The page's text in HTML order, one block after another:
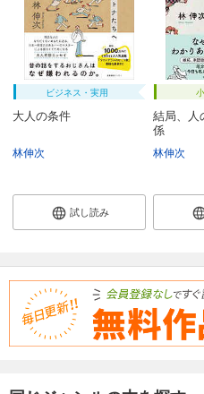
ビジネス・実用
大人の条件
林伸次
試し読み
結局、人
係
林伸次